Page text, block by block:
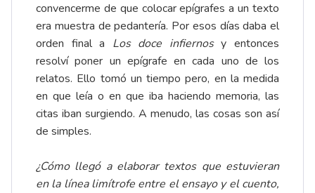
convencerme de que colocar epígrafes a un texto
era muestra de pedantería. Por esos días daba el
orden final a Los doce infiernosy entonces
resolví poner un epígrafe en cada uno de los
relatos. Ello tomó un tiempo pero, en la medida
en que leía o en que iba haciendo memoria, las
citas iban surgiendo. A menudo, las cosas son así
de simples.
¿Cómo llegó a elaborar textos que estuvieran
en la línea limítrofe entre el ensayo y el cuento,